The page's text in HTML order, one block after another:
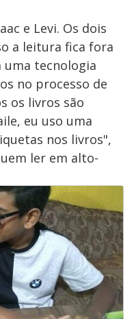
e Levi. Os dois
a leitura fica fora
uma tecnologia
no processo de
os livros são
eu uso uma
nos livros",
ler em alto-